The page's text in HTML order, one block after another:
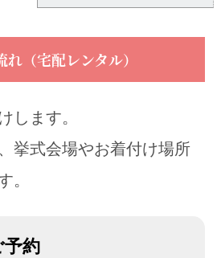
れ（宅配レンタル）
します。
挙式会場やお着付け場所
。
予約